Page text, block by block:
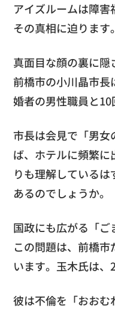
アイズルームは障
その真相に迫ります。
真面目な顔の裏に
前橋市の小川晶市
婚者の男性職員と
市長は会見で「男
ば、ホテルに頻繁
りも理解している
あるのでしょうか。
国政にも広がる「ご
この問題は、前橋
います。玉木氏は
彼は不倫を「おお